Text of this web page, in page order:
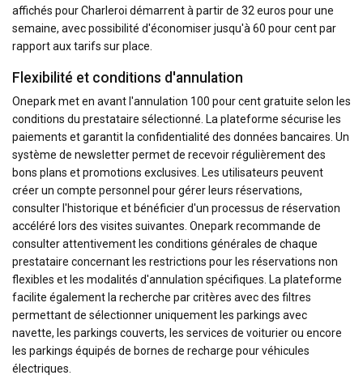
affichés pour Charleroi démarrent à partir de 32 euros pour une
semaine, avec possibilité d'économiser jusqu'à 60 pour cent par
rapport aux tarifs sur place.
Flexibilité et conditions d'annulation
Onepark met en avant l'annulation 100 pour cent gratuite selon les
conditions du prestataire sélectionné. La plateforme sécurise les
paiements et garantit la confidentialité des données bancaires. Un
système de newsletter permet de recevoir régulièrement des
bons plans et promotions exclusives. Les utilisateurs peuvent
créer un compte personnel pour gérer leurs réservations,
consulter l'historique et bénéficier d'un processus de réservation
accéléré lors des visites suivantes. Onepark recommande de
consulter attentivement les conditions générales de chaque
prestataire concernant les restrictions pour les réservations non
flexibles et les modalités d'annulation spécifiques. La plateforme
facilite également la recherche par critères avec des filtres
permettant de sélectionner uniquement les parkings avec
navette, les parkings couverts, les services de voiturier ou encore
les parkings équipés de bornes de recharge pour véhicules
électriques.